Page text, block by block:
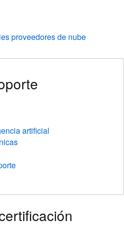
proveedores de nube
artificial